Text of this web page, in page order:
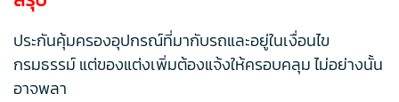
ประกันคุ้มครองอุปกรณ์ที่มากับรถและอยู่ในเงื่อนไข
กรมธรรม์ แต่ของแต่งเพิ่มต้องแจ้งให้ครอบคลุม ไม่อย่างนั้น
อาจพลา